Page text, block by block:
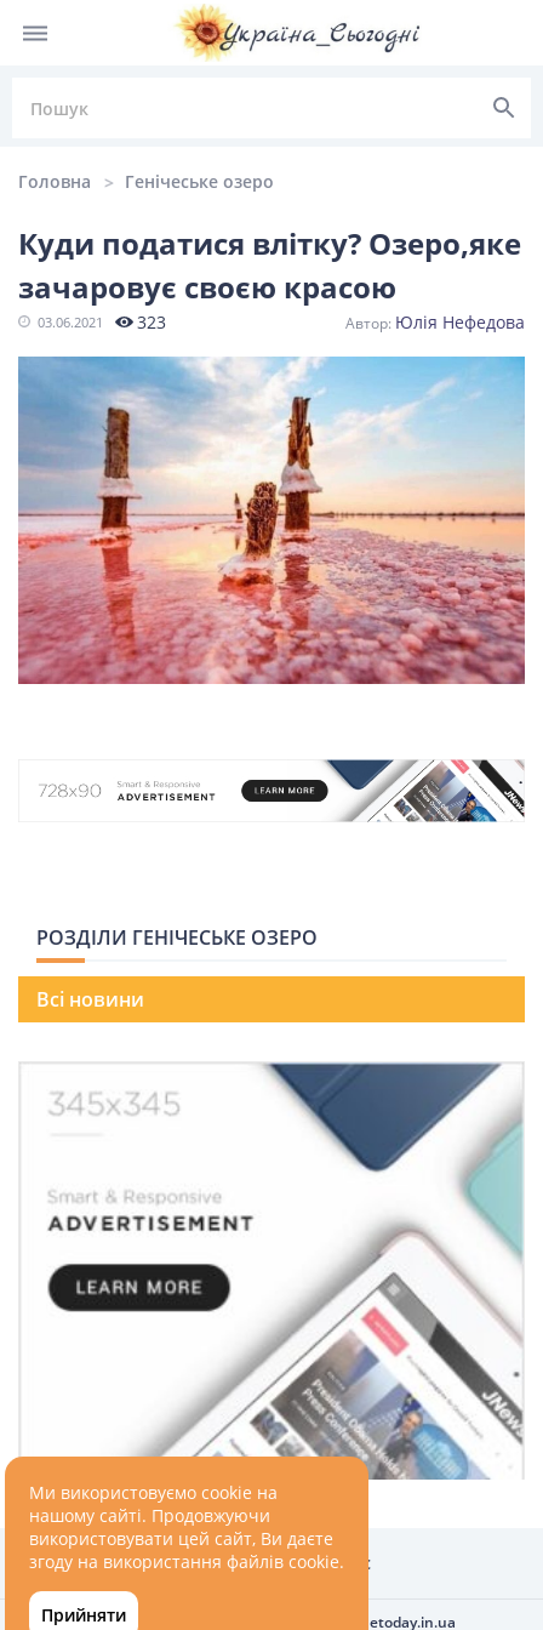
НОВИНИ УКРАЇНИ
Головні
новини
Політика Київ Львів
Одеса
НОВИНИ СВІТУ
ВІЙСЬКОВІ НОВИНИ
читання
УГКЦ
ПОДОРОЖІ
ЗДОРОВ’Я
ГОТУЄМО РАЗОМ
BEAUTY
Головна Генічеське озеро
Куди податися влітку? Озеро,яке
зачаровує своєю красою
03.06.2021 323 Юлія Нефедова
РОЗДІЛИ ГЕНІЧЕСЬКЕ ОЗЕРО
Всі новини
Головна Про нас
Всі права захищені © 2010-2026 ukrainetoday.in.ua
Ми використовуємо cookie на
нашому сайті. Продовжуючи
використовувати цей сайт, Ви даєте
згоду на використання файлів cookie.
Прийняти